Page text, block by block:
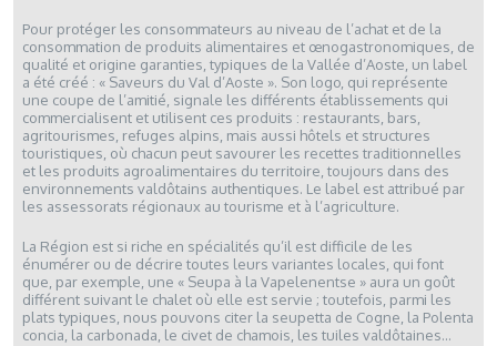
Pour protéger les consommateurs au niveau de l’achat et de la
consommation de produits alimentaires et œnogastronomiques, de
qualité et origine garanties, typiques de la Vallée d’Aoste, un label
a été créé : « Saveurs du Val d’Aoste ». Son logo, qui représente
une coupe de l’amitié, signale les différents établissements qui
commercialisent et utilisent ces produits : restaurants, bars,
agritourismes, refuges alpins, mais aussi hôtels et structures
touristiques, où chacun peut savourer les recettes traditionnelles
et les produits agroalimentaires du territoire, toujours dans des
environnements valdôtains authentiques. Le label est attribué par
les assessorats régionaux au tourisme et à l’agriculture.
La Région est si riche en spécialités qu’il est difficile de les
énumérer ou de décrire toutes leurs variantes locales, qui font
que, par exemple, une « Seupa à la Vapelenentse » aura un goût
différent suivant le chalet où elle est servie ; toutefois, parmi les
plats typiques, nous pouvons citer la seupetta de Cogne, la Polenta
concia, la carbonada, le civet de chamois, les tuiles valdôtaines…